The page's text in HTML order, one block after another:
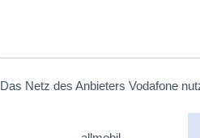
Das Netz des Anbieters Vodafone